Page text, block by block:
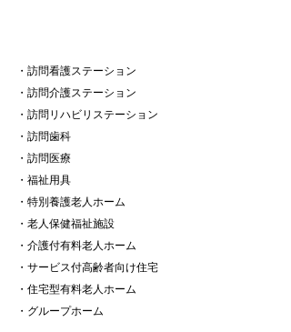
・訪問看護ステーション
・訪問介護ステーション
・訪問リハビリステーション
・訪問歯科
・訪問医療
・福祉用具
・特別養護老人ホーム
・老人保健福祉施設
・介護付有料老人ホーム
・サービス付高齢者向け住宅
・住宅型有料老人ホーム
・グループホーム